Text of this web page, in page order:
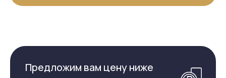
Предложим вам цену ниже